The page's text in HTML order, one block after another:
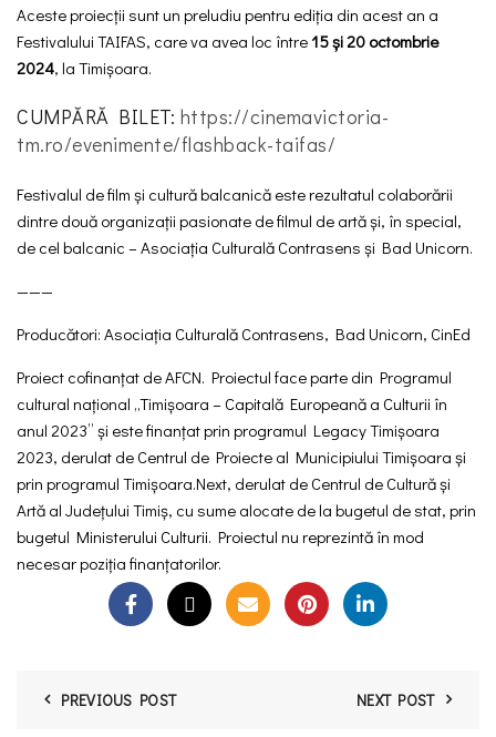
Aceste proiecții sunt un preludiu pentru ediția din acest an a
Festivalului TAIFAS, care va avea loc între 15 și 20 octombrie
2024, la Timișoara.
CUMPĂRĂ BILET: https://cinemavictoria-
tm.ro/evenimente/flashback-taifas/
Festivalul de film și cultură balcanică este rezultatul colaborării
dintre două organizații pasionate de filmul de artă și, în special,
de cel balcanic – Asociația Culturală Contrasens și Bad Unicorn.
———
Producători: Asociația Culturală Contrasens, Bad Unicorn, CinEd
Proiect cofinanțat de AFCN. Proiectul face parte din Programul
cultural național „Timișoara – Capitală Europeană a Culturii în
anul 2023” și este finanțat prin programul Legacy Timișoara
2023, derulat de Centrul de Proiecte al Municipiului Timișoara și
prin programul Timișoara.Next, derulat de Centrul de Cultură și
Artă al Județului Timiș, cu sume alocate de la bugetul de stat, prin
bugetul Ministerului Culturii. Proiectul nu reprezintă în mod
necesar poziția finanțatorilor.
PREVIOUS POST NEXT POST